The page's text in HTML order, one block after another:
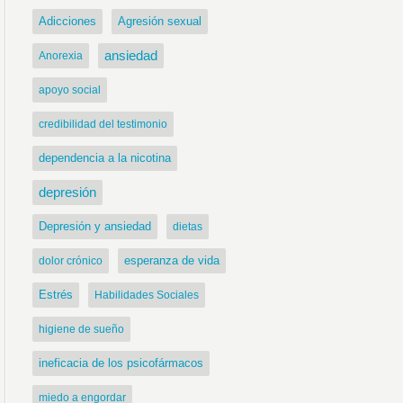
Adicciones Agresión sexual
Anorexia ansiedad
apoyo social
credibilidad del testimonio
dependencia a la nicotina
depresión
Depresión y ansiedad dietas
dolor crónico esperanza de vida
Estrés Habilidades Sociales
higiene de sueño
ineficacia de los psicofármacos
miedo a engordar